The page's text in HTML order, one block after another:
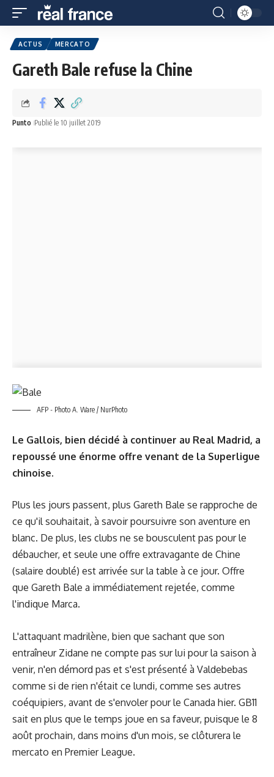
ACTUS MERCATO
Gareth Bale refuse la Chine
Punto Publié le 10 juillet 2019
AFP - Photo A. Ware / NurPhoto
Le Gallois, bien décidé à continuer au Real Madrid, a
repoussé une énorme offre venant de la Superligue
chinoise.
Plus les jours passent, plus Gareth Bale se rapproche de
ce qu'il souhaitait, à savoir poursuivre son aventure en
blanc. De plus, les clubs ne se bousculent pas pour le
débaucher, et seule une offre extravagante de Chine
(salaire doublé) est arrivée sur la table à ce jour. Offre
que Gareth Bale a immédiatement rejetée, comme
l'indique Marca.
L'attaquant madrilène, bien que sachant que son
entraîneur Zidane ne compte pas sur lui pour la saison à
venir, n'en démord pas et s'est présenté à Valdebebas
comme si de rien n'était ce lundi, comme ses autres
coéquipiers, avant de s'envoler pour le Canada hier. GB11
sait en plus que le temps joue en sa faveur, puisque le 8
août prochain, dans moins d'un mois, se clôturera le
mercato en Premier League.